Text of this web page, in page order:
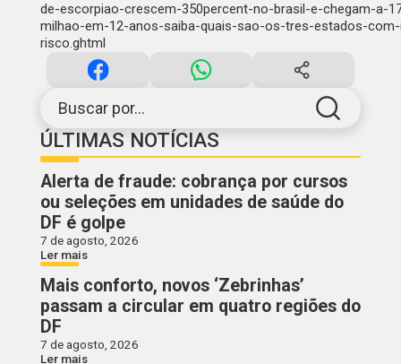
Buscar por...
ÚLTIMAS NOTÍCIAS
Alerta de fraude: cobrança por cursos
ou seleções em unidades de saúde do
DF é golpe
7 de agosto, 2026
Ler mais
Mais conforto, novos ‘Zebrinhas’
passam a circular em quatro regiões do
DF
7 de agosto, 2026
Ler mais
de-escorpiao-crescem-350percent-no-brasil-e-chegam-a-
milhao-em-12-anos-saiba-quais-sao-os-tres-estados-
risco.ghtml